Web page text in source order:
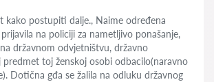
kako postupiti dalje., Naime određena
na policiji za nametljivo ponašanje,
državnom odvjetništvu, državno
toj ženskoj osobi odbacilo(naravno
Dotična gđa se žalila na odluku državnog